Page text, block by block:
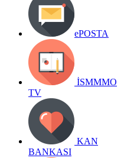
ePOSTA
İSMMMO
TV
KAN
BANKASI